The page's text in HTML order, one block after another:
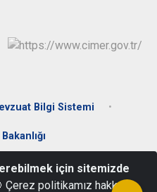
Bilgi Sistemi
No:1 12800 Kiğı/BİNGÖL
için sitemizde
Çerez politikamız hakkında